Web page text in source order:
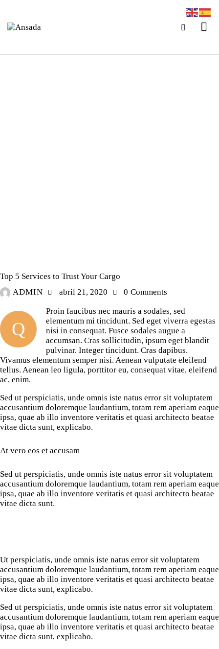
Top 5 Services to Trust Your Cargo
ADMIN
abril 21, 2020 0 Comments
Q
Proin faucibus nec mauris a sodales, sed
elementum mi tincidunt. Sed eget viverra egestas
nisi in consequat. Fusce sodales augue a
accumsan. Cras sollicitudin, ipsum eget blandit
pulvinar. Integer tincidunt. Cras dapibus.
Vivamus elementum semper nisi. Aenean vulputate eleifend
tellus. Aenean leo ligula, porttitor eu, consequat vitae, eleifend
ac, enim.
Sed ut perspiciatis, unde omnis iste natus error sit voluptatem
accusantium doloremque laudantium, totam rem aperiam eaque
ipsa, quae ab illo inventore veritatis et quasi architecto beatae
vitae dicta sunt, explicabo.
At vero eos et accusam
Sed ut perspiciatis, unde omnis iste natus error sit voluptatem
accusantium doloremque laudantium, totam rem aperiam eaque
ipsa, quae ab illo inventore veritatis et quasi architecto beatae
vitae dicta sunt.
Ut perspiciatis, unde omnis iste natus error sit voluptatem
accusantium doloremque laudantium, totam rem aperiam eaque
ipsa, quae ab illo inventore veritatis et quasi architecto beatae
vitae dicta sunt, explicabo.
Sed ut perspiciatis, unde omnis iste natus error sit voluptatem
accusantium doloremque laudantium, totam rem aperiam eaque
ipsa, quae ab illo inventore veritatis et quasi architecto beatae
vitae dicta sunt, explicabo.